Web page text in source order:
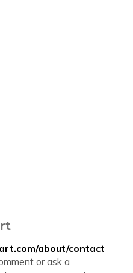
about/contact
or ask a